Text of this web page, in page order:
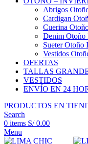
Abrigos
Cardigan
Cuerina
Denim Otoño
Sueter Otoño
Vestidos
OFERTAS
TALLAS
VESTIDOS
ENVÍO EN 24
PRODUCTOS EN
Search
0 items S/0.00
Menu